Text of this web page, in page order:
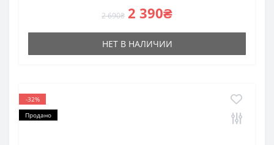
2 690₴ 2 390₴
НЕТ В НАЛИЧИИ
-32%
Продано